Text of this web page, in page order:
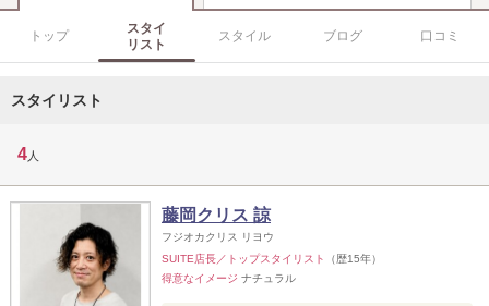
トップ
スタイ
リスト
スタイル ブログ 口コミ
スタイリスト
4 人
藤岡クリス 諒
フジオカクリス リヨウ
SUITE店長／トップスタイリスト
（歴15年）
得意なイメージ ナチュラル